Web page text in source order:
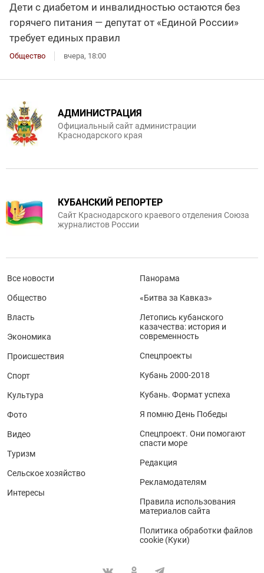
Дети с диабетом и инвалидностью остаются без
горячего питания — депутат от «Единой России»
требует единых правил
Общество вчера, 18:00
АДМИНИСТРАЦИЯ
Официальный сайт администрации
Краснодарского края
КУБАНСКИЙ РЕПОРТЕР
Сайт Краснодарского краевого отделения Союза
журналистов России
Все новости
Общество
Власть
Экономика
Происшествия
Спорт
Культура
Фото
Видео
Туризм
Сельское хозяйство
Интересы
Панорама
«Битва за Кавказ»
Летопись кубанского
казачества: история и
современность
Спецпроекты
Кубань 2000-2018
Кубань. Формат успеха
Я помню День Победы
Спецпроект. Они помогают
спасти море
Редакция
Рекламодателям
Правила использования
материалов сайта
Политика обработки файлов
cookie (Куки)